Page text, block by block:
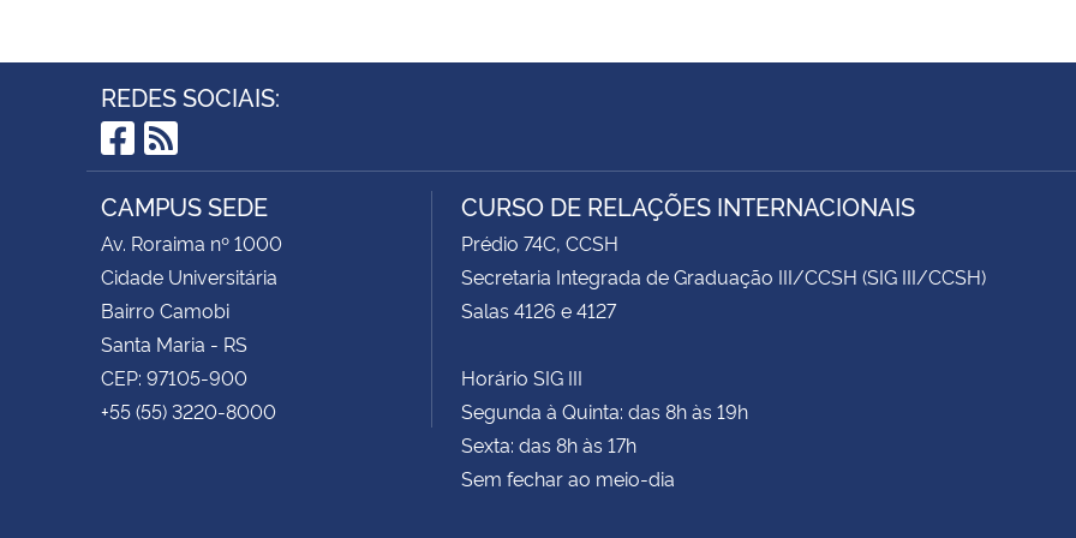
REDES SOCIAIS:
Facebook
RSS
CAMPUS SEDE
Av. Roraima nº 1000
Cidade Universitária
Bairro Camobi
Santa Maria - RS
CEP: 97105-900
+55 (55) 3220-8000
CURSO DE RELAÇÕES INTERNACIONAIS
Prédio 74C, CCSH
Secretaria Integrada de Graduação III/CCSH (SIG III/CCSH)
Salas 4126 e 4127
Horário SIG III
Segunda à Quinta: das 8h às 19h
Sexta: das 8h às 17h
Sem fechar ao meio-dia